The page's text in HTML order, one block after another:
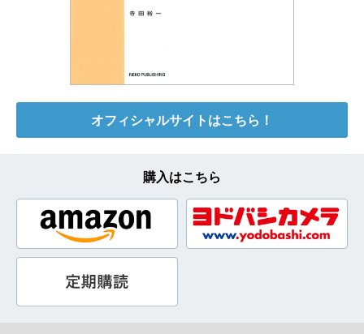
オフィシャルサイトはこちら！
購入はこちら